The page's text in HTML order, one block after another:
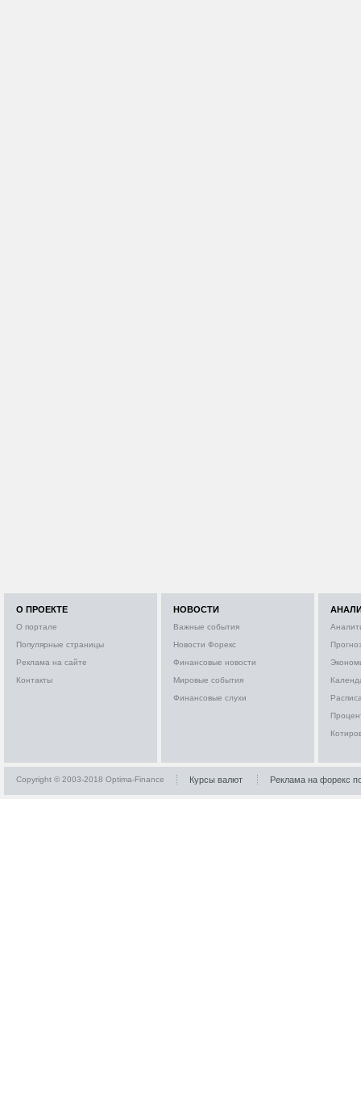
О ПРОЕКТЕ
О портале
Популярные страницы
Реклама на сайте
Контакты
НОВОСТИ
Важные события
Новости Форекс
Финансовые новости
Мировые события
Финансовые слухи
Copyright © 2003-2018 Optima-Finance Курсы валют Реклама на форекс